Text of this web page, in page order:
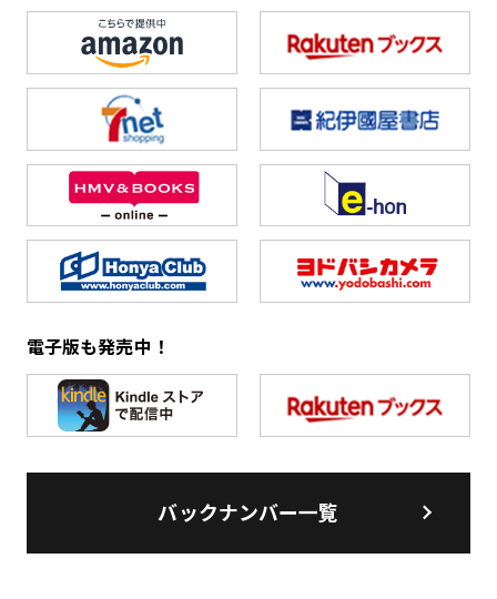
電子版も発売中！
バックナンバー一覧